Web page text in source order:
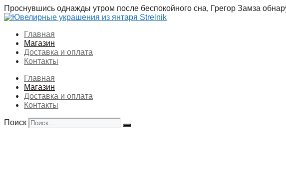
Перейти
к
Проснувшись однажды утром после беспокойного сна, Грегор Замза
Главная
Магазин
Доставка и оплата
Контакты
Главная
Магазин
Доставка и оплата
Контакты
Поиск